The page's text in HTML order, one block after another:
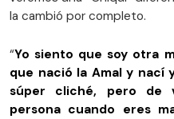
la cambió por completo.
“Yo siento que soy otra
que nació la Amal y nací
súper cliché, pero de
persona cuando eres